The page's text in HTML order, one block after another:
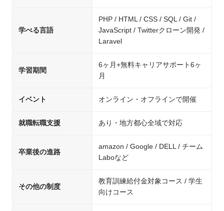
学べる言語
PHP / HTML / CSS / SQL / Git /
JavaScript / Twitterクローン開発 /
Laravel
学習期間
6ヶ月+無料キャリアサポート6ヶ
月
イベント オンライン・オフラインで開催
就職転職支援 あり・地方都心全域で対応
卒業後の進路
amazon / Google / DELL / チーム
Laboなど
その他の制度
教育訓練給付金対象コース / 学生
向けコース